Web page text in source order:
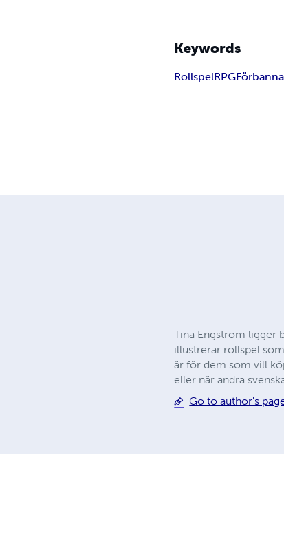
Keywords
RollspelRPG
Tina Engström ligger
illustrerar rollspel
är för dem som vill
eller när andra
Go to author's